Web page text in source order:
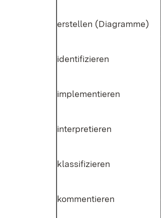
er­stel­len (Dia­gram­me)
iden­ti­fi­zie­ren
im­ple­men­tie­ren
in­ter­pre­tie­ren
klas­si­fi­zie­ren
kom­men­tie­ren